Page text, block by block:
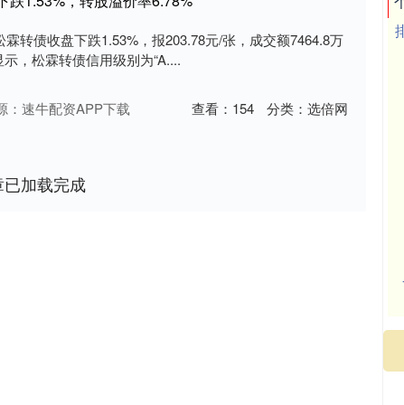
转债收盘下跌1.53%，报203.78元/张，成交额7464.8万
，松霖转债信用级别为“A....
：速牛配资APP下载 查看： 154 分类： 选倍网
加载完成